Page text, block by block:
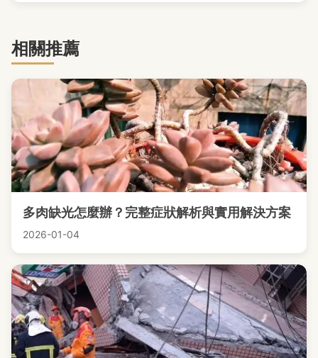
相關推薦
多肉缺光怎麼辦？完整症狀解析與實用解決方案
2026-01-04